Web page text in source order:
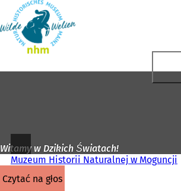
Przejdź do treści
strony
głównej
Witamy w Dzikich Światach!
Muzeum Historii Naturalnej w Moguncji
czytać na głos